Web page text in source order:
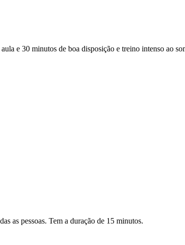
e 30 minutos de boa disposição e treino intenso ao
as pessoas. Tem a duração de 15 minutos.